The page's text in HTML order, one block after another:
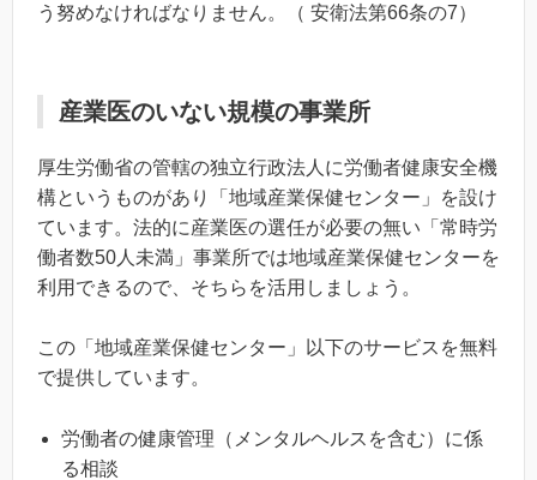
う努めなければなりません。（ 安衛法第66条の7）
産業医のいない規模の事業所
厚生労働省の管轄の独立行政法人に労働者健康安全機
構というものがあり「地域産業保健センター」を設け
ています。法的に産業医の選任が必要の無い「常時労
働者数50人未満」事業所では地域産業保健センターを
利用できるので、そちらを活用しましょう。
この「地域産業保健センター」以下のサービスを無料
で提供しています。
労働者の健康管理（メンタルヘルスを含む）に係
る相談